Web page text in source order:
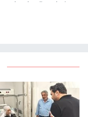
ulusal gelişmeleri
edindiği bilgilerle
etik ilkeler